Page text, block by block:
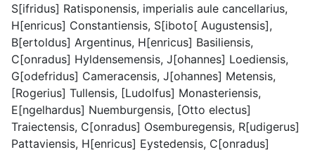
S[ifridus] Ratisponensis, imperialis aule cancellarius,
H[enricus] Constantiensis, S[iboto[ Augustensis],
B[ertoldus] Argentinus, H[enricus] Basiliensis,
C[onradus] Hyldensemensis, J[ohannes] Loediensis,
G[odefridus] Cameracensis, J[ohannes] Metensis,
[Rogerius] Tullensis, [Ludolfus] Monasteriensis,
E[ngelhardus] Nuemburgensis, [Otto electus]
Traiectensis, C[onradus] Osemburegensis, R[udigerus]
Pattaviensis, H[enricus] Eystedensis, C[onradus]